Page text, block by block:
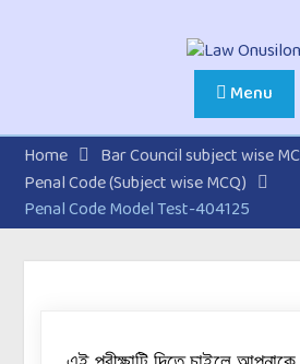
Menu
Home
Bar Council subject wise
Penal Code (Subject wise MCQ)
Penal Code Model Test-404125